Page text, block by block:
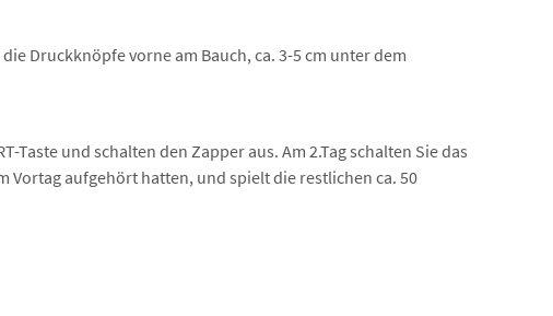
Druckknöpfe vorne am Bauch, ca. 3-5 cm unter dem
Taste und schalten den Zapper aus. Am 2.Tag schalten Sie das
Vortag aufgehört hatten, und spielt die restlichen ca. 50